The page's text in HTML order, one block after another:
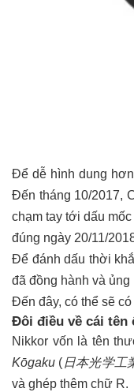
Để dễ hình dung
Đến tháng 10/2017,
chạm tay tới dấu
đúng ngày 20/11/
Để đánh dấu thời
đã đồng hành và
Đến đây, có thể sẽ
Đôi điều về cái tên
Nikkor vốn là tên
Kōgaku (日本光学工
và ghép thêm chữ R.